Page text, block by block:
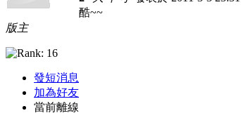
版主
發短消息
加為好友
當前離線
酷~~